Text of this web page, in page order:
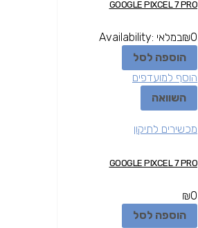
GOOGLE PIXCEL 7 PRO
₪0
Availability: במלאי
הוספה לסל
הוסף למועדפים
השוואה
מכשירים לתיקון
GOOGLE PIXCEL 7 PRO
₪0
הוספה לסל